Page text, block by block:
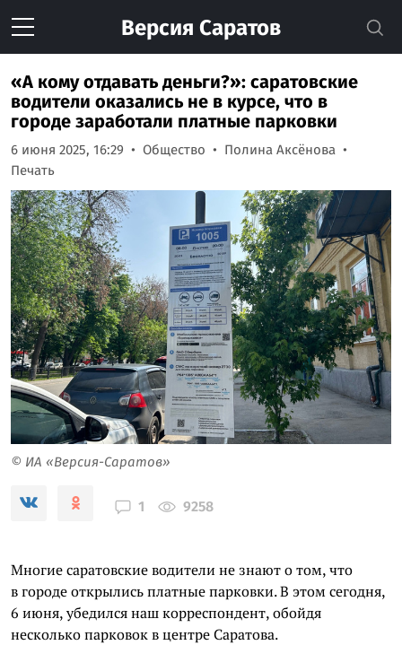
Версия Саратов
«А кому отдавать деньги?»: саратовские
водители оказались не в курсе, что в
городе заработали платные парковки
6 июня 2025, 16:29 Общество
Полина Аксёнова
Печать
© ИА «Версия-Саратов»
1 9258
Многие саратовские водители не знают о том, что
в городе открылись платные парковки. В этом сегодня,
6 июня, убедился наш корреспондент, обойдя
несколько парковок в центре Саратова.